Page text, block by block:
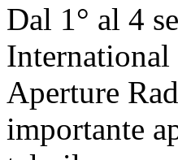
Dal 1° al 4
International
Aperture
importante